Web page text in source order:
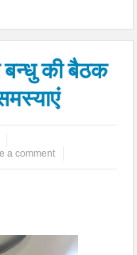
बन्धु की बैठक
a comment